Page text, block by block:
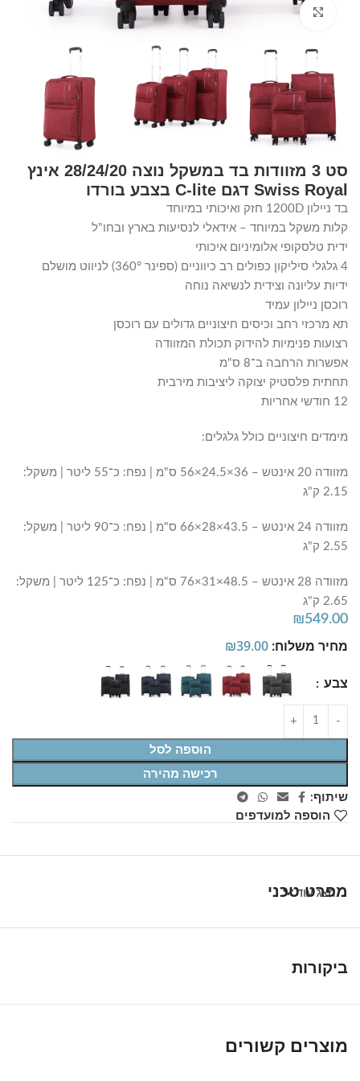
Click to enlarge
סט 3 מזוודות בד במשקל נוצה 28/24/20 אינץ
Swiss Royal דגם C-lite בצבע בורדו
בד ניילון 1200D חזק ואיכותי במיוחד
קלות משקל במיוחד – אידאלי לנסיעות בארץ ובחו"ל
ידית טלסקופי אלומיניום איכותי
4 גלגלי סיליקון כפולים רב כיווניים (ספינר 360°) לניווט מושלם
ידיות עליונה וצידית לנשיאה נוחה
רוכסן ניילון עמיד
תא מרכזי רחב וכיסים חיצוניים גדולים עם רוכסן
רצועות פנימיות להידוק תכולת המזוודה
אפשרות הרחבה ב־8 ס"מ
תחתית פלסטיק יצוקה ליציבות מירבית
12 חודשי אחריות
מימדים חיצוניים כולל גלגלים:
מזוודה 20 אינטש – 36×24.5×56 ס"מ | נפח: כ־55 ליטר | משקל:
2.15 ק"ג
מזוודה 24 אינטש – 43.5×28×66 ס"מ | נפח: כ־90 ליטר | משקל:
2.55 ק"ג
מזוודה 28 אינטש – 48.5×31×76 ס"מ | נפח: כ־125 ליטר | משקל:
2.65 ק"ג
₪549.00
מחיר משלוח: ₪39.00
צבע
הוספה לסל
רכישה מהירה
שיתוף:
הוספה למועדפים
מפרט טכני
הצג עוד
ביקורות
מוצרים קשורים